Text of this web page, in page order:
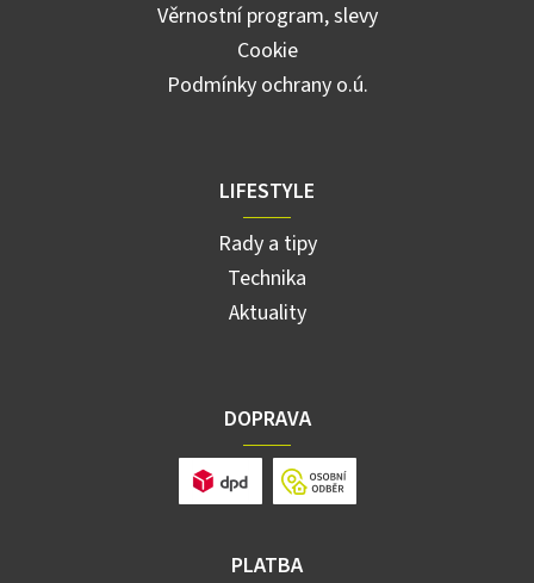
Věrnostní program, slevy
Cookie
Podmínky ochrany o.ú.
LIFESTYLE
Rady a tipy
Technika
Aktuality
DOPRAVA
PLATBA